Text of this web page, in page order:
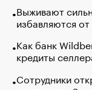
Выживают
избавляются
Как банк
кредиты
Сотрудники